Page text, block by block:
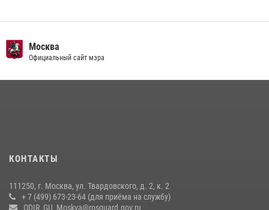
Безопасность футбольного матча в Москве обеспечена при
содействии Росгвардии (видео)
чемпионат по самбо (виео)
Центр профессиональной подготовки сотрудников
Москва
Официальный сайт мэра
КОНТАКТЫ
111250, г. Москва, ул. Твардовского, д. 2, к. 2
+ 7 (499) 673-23-64 (для приёма на службу)
ODIR_GU_Moskva@rosguard.gov.ru